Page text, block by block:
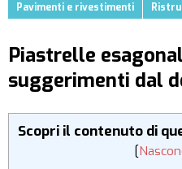
Pavimenti e rivestimenti
Piastrelle
suggerimenti dal
Scopri il contenuto di
[